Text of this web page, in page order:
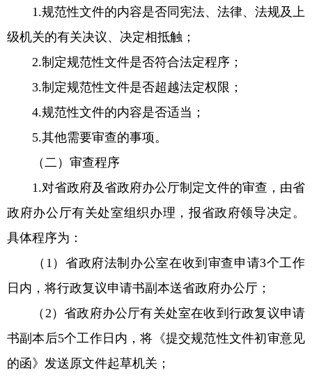
1.规范性文件的内容是否同宪法、法律、法规及上
级机关的有关决议、决定相抵触；
2.制定规范性文件是否符合法定程序；
3.制定规范性文件是否超越法定权限；
4.规范性文件的内容是否适当；
5.其他需要审查的事项。
（二）审查程序
1.对省政府及省政府办公厅制定文件的审查，由省
政府办公厅有关处室组织办理，报省政府领导决定。
具体程序为：
（1）省政府法制办公室在收到审查申请3个工作
日内，将行政复议申请书副本送省政府办公厅；
（2）省政府办公厅有关处室在收到行政复议申请
书副本后5个工作日内，将《提交规范性文件初审意见
的函》发送原文件起草机关；